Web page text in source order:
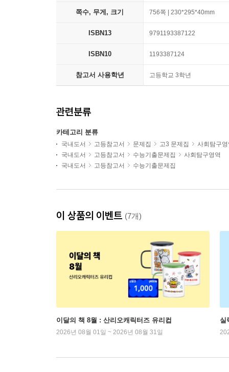
쪽수, 무게, 크기 756쪽 | 230*295*40mm
ISBN13 9791193387122
ISBN10 1193387124
참고서 사용학년 고등학교 3학년
관련분류
카테고리 분류
국내도서 고등참고서 문제집 고3 문제집
사회탐구
국내도서
고등참고서 수능기출문제집
사회탐구영역
국내도서
고등참고서 수능기출문제집
이 상품의 이벤트 (7개)
이달의 책 8월 : 산리오캐릭터즈 유리컵
2026년 08월 01일 ~ 2026년 08월 31일
실